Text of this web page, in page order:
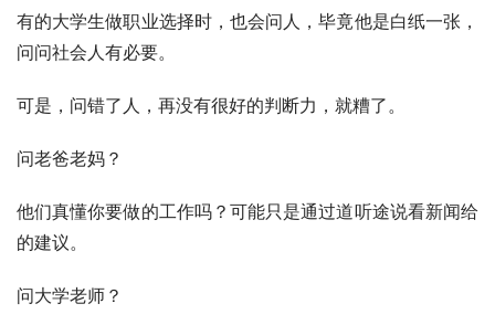
有的大学生做职业选择时，也会问人，毕竟他是白纸一张，
问问社会人有必要。
可是，问错了人，再没有很好的判断力，就糟了。
问老爸老妈？
他们真懂你要做的工作吗？可能只是通过道听途说看新闻给
的建议。
问大学老师？